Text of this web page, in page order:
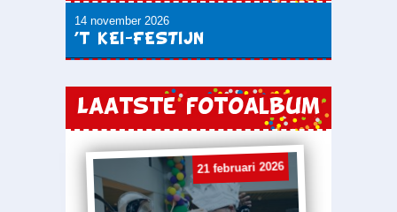
14 november 2026
’t KEI-FESTIJN
Laatste fotoalbum
21 februari 2026